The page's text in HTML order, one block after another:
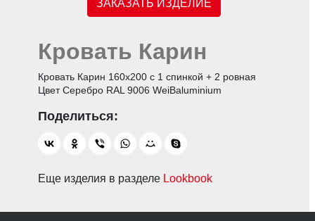
ЗАКАЗАТЬ ИЗДЕЛИЕ
Кровать Карин
Кровать Карин 160х200 с 1 спинкой + 2 ровная
Цвет Серебро RAL 9006 WeiBaluminium
Еще изделия в разделе Lookbook